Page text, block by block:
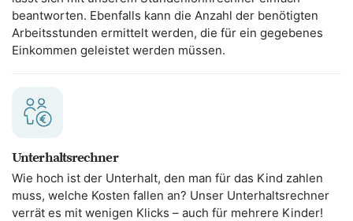
beantworten. Ebenfalls kann die Anzahl der benötigten
Arbeitsstunden ermittelt werden, die für ein gegebenes
Einkommen geleistet werden müssen.
Unterhaltsrechner
Wie hoch ist der Unterhalt, den man für das Kind zahlen
muss, welche Kosten fallen an? Unser Unterhaltsrechner
verrät es mit wenigen Klicks – auch für mehrere Kinder!